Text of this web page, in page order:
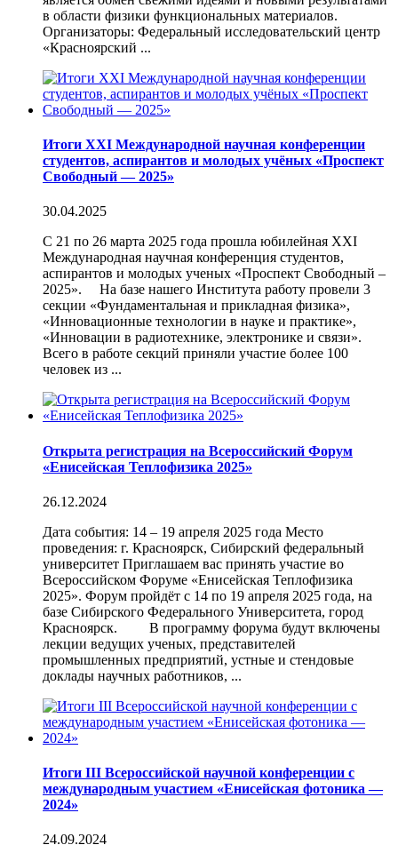
в области физики функциональных материалов.
Организаторы: Федеральный исследовательский центр
«Красноярский ...
Итоги XXI Международной научная конференции
студентов, аспирантов и молодых учёных «Проспект
Свободный — 2025»
30.04.2025
С 21 по 26 марта 2025 года прошла юбилейная XXI
Международная научная конференция студентов,
аспирантов и молодых ученых «Проспект Свободный –
2025». На базе нашего Института работу провели 3
секции «Фундаментальная и прикладная физика»,
«Инновационные технологии в науке и практике»,
«Инновации в радиотехнике, электронике и связи».
Всего в работе секций приняли участие более 100
человек из ...
Открыта регистрация на Всероссийский Форум
«Енисейская Теплофизика 2025»
26.12.2024
Дата события: 14 – 19 апреля 2025 года Место
проведения: г. Красноярск, Сибирский федеральный
университет Приглашаем вас принять участие во
Всероссийском Форуме «Енисейская Теплофизика
2025». Форум пройдёт с 14 по 19 апреля 2025 года, на
базе Сибирского Федерального Университета, город
Красноярск. В программу форума будут включены
лекции ведущих ученых, представителей
промышленных предприятий, устные и стендовые
доклады научных работников, ...
Итоги III Всероссийской научной конференции с
международным участием «Енисейская фотоника —
2024»
24.09.2024